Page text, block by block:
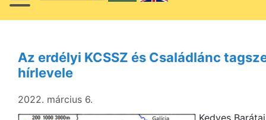
Az erdélyi KCSSZ és Családlánc
hírlevele
2022. március 6.
Kedves